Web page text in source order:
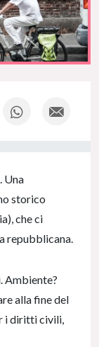
Una
storico
che ci
repubblicana.
Ambiente?
alla fine del
i diritti civili,